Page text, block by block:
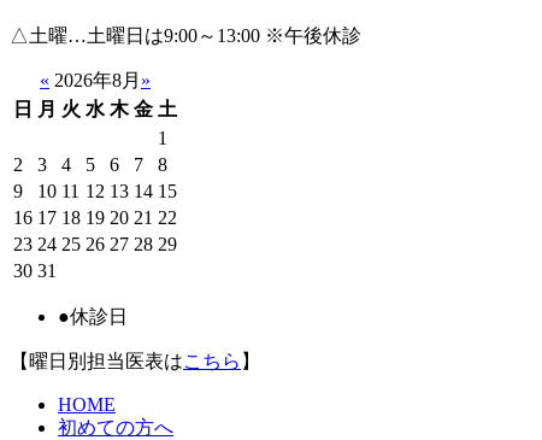
△土曜…土曜日は9:00～13:00 ※午後休診
« 2026年8月 »
日
月 火 水 木 金 土
1
2
3 4 5 6 7
8
9
10 11 12 13 14 15
16 17 18 19 20 21 22
23 24 25 26 27 28 29
30 31
●休診日
【曜日別担当医表はこちら 】
HOME
初めての方へ